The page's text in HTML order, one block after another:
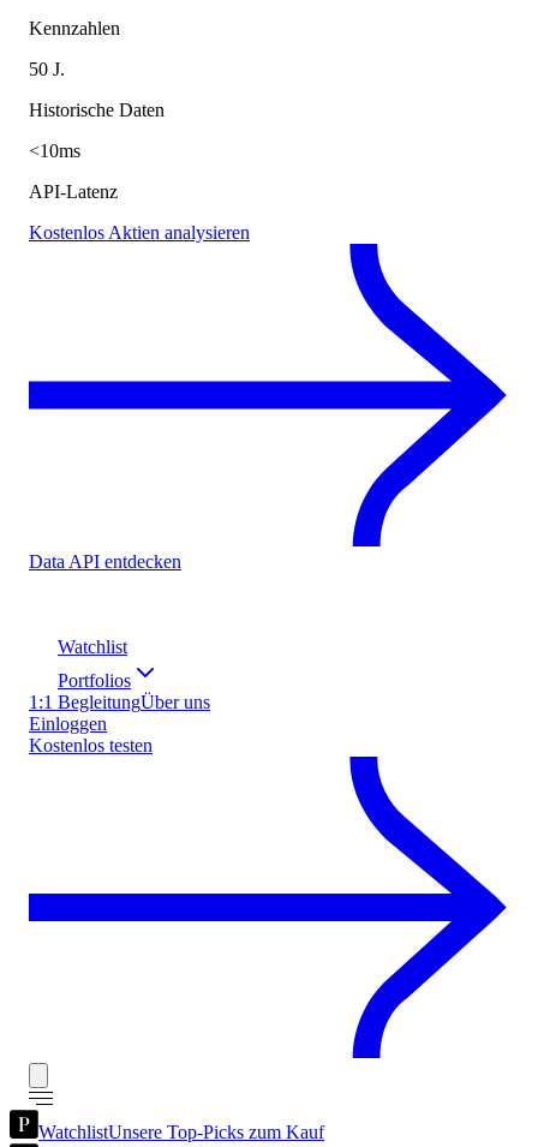
Kennzahlen
50 J.
Historische Daten
<10ms
API-Latenz
Kostenlos Aktien analysieren
Data API entdecken
Watchlist
Portfolios
1:1 BegleitungÜber uns
Einloggen
Kostenlos testen
WatchlistUnsere Top-Picks zum Kauf